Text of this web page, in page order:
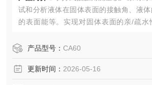
试和分析液体在固体表面的接触角、液
的表面能等。实现对固体表面的亲/疏水
吸收和铺展等过程分析。
产品型号： CA60
更新时间： 2026-05-16